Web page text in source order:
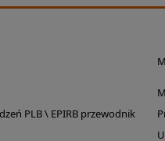
PLB \ EPIRB przewodnik